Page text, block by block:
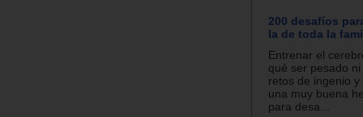
200 desafíos
la de toda la
Entrenar el
qué ser pesado
retos de ingenio
una muy buena
para desa...